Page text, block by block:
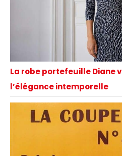
La robe portefeuille Diane
l’élégance intemporelle